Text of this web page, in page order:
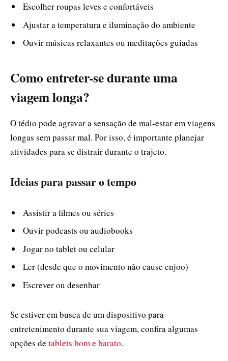
Escolher roupas leves e confortáveis
Ajustar a temperatura e iluminação do ambiente
Ouvir músicas relaxantes ou meditações guiadas
Como entreter-se durante uma
viagem longa?
O tédio pode agravar a sensação de mal-estar em viagens
longas sem passar mal. Por isso, é importante planejar
atividades para se distrair durante o trajeto.
Ideias para passar o tempo
Assistir a filmes ou séries
Ouvir podcasts ou audiobooks
Jogar no tablet ou celular
Ler (desde que o movimento não cause enjoo)
Escrever ou desenhar
Se estiver em busca de um dispositivo para
entretenimento durante sua viagem, confira algumas
opções de tablets bom e barato.